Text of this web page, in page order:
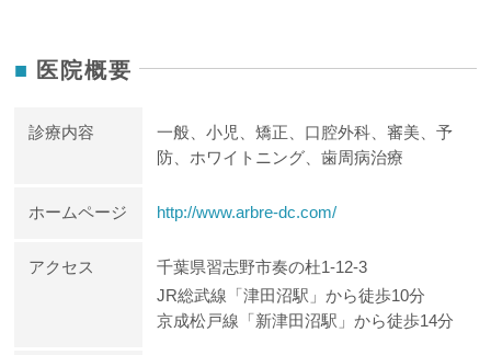
医院概要
診療内容
一般、小児、矯正、口腔外科、審美、予
防、ホワイトニング、歯周病治療
ホームページ http://www.arbre-dc.com/
アクセス
千葉県習志野市奏の杜1-12-3
JR総武線「津田沼駅」から徒歩10分
京成松戸線「新津田沼駅」から徒歩14分